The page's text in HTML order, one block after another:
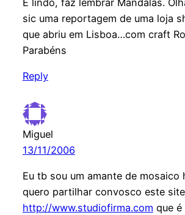
sic uma reportagem de uma loja
que abriu em Lisboa…com craft
Parabéns
Reply
Miguel
13/11/2006
Eu tb sou um amante de mosaico
quero partilhar convosco este site
http://www.studiofirma.com que é